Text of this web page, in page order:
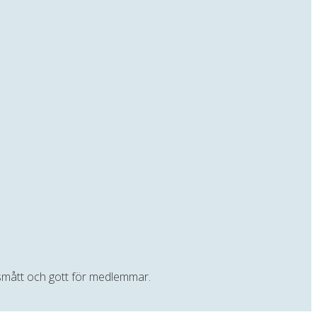
och gott för medlemmar.